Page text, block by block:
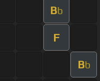
Bb
F
Bb